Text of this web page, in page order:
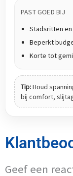
PAST GOED BIJ
Stadsritten
Beperkt
Korte tot
Tip:Houd
bij comfort,
Geef een